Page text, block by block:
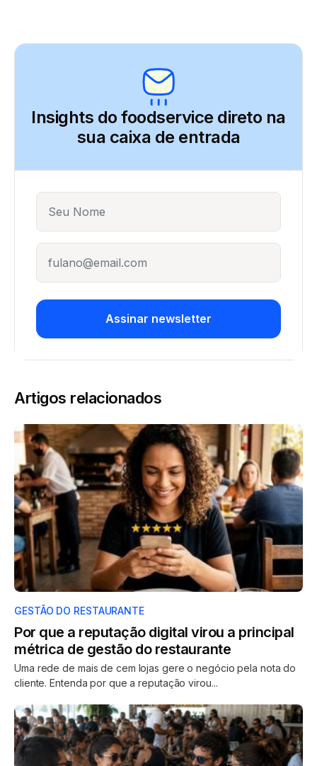
Insights do foodservice direto na
sua caixa de entrada
Assinar newsletter
Artigos relacionados
GESTÃO DO RESTAURANTE
Por que a reputação digital virou a principal
métrica de gestão do restaurante
Uma rede de mais de cem lojas gere o negócio pela nota do
cliente. Entenda por que a reputação virou...